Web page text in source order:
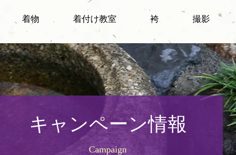
着物 着付け教室 袴 撮影
キャンペーン情報
Campaign